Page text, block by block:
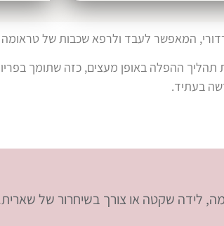
המאפשר לעבד ולרפא שכבות של טראומה
תהליך ההפלה באופן מעצים, כזה שתומך
בעתיד.
לידה שקטה או צורך בשיחרור של